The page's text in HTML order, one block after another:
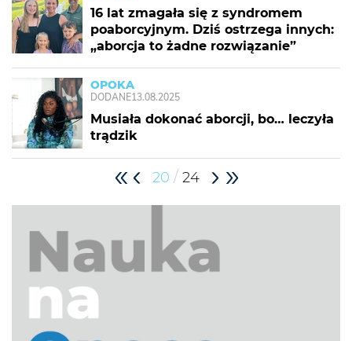
16 lat zmagała się z syndromem
poaborcyjnym. Dziś ostrzega innych:
„aborcja to żadne rozwiązanie”
OPOKA
DODANE13.08.2025
Musiała dokonać aborcji, bo… leczyła
trądzik
20 / 24